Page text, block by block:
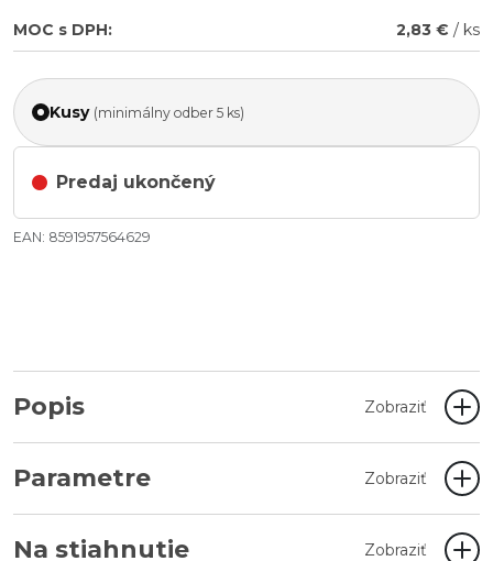
MOC s DPH: 2,83 € / ks
Kusy (minimálny odber 5 ks)
Predaj ukončený
EAN: 8591957564629
Popis Zobraziť
Parametre Zobraziť
Na stiahnutie Zobraziť